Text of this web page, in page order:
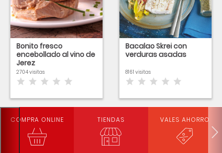
Bonito fresco
encebollado al vino de
Jerez
2704 visitas
Bacalao Skrei con
verduras asadas
8161 visitas
COMPRA ONLINE TIENDAS VALES AHORRO